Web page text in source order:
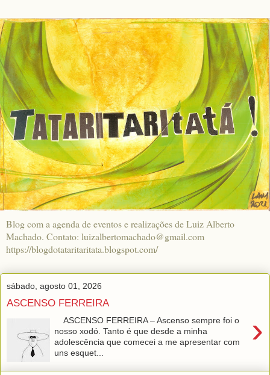
Blog com a agenda de eventos e realizações de Luiz Alberto
Machado. Contato: luizalbertomachado@gmail.com
https://blogdotataritaritata.blogspot.com/
sábado, agosto 01, 2026
ASCENSO FERREIRA
›
ASCENSO FERREIRA – Ascenso sempre foi o
nosso xodó. Tanto é que desde a minha
adolescência que comecei a me apresentar com
uns esquet...